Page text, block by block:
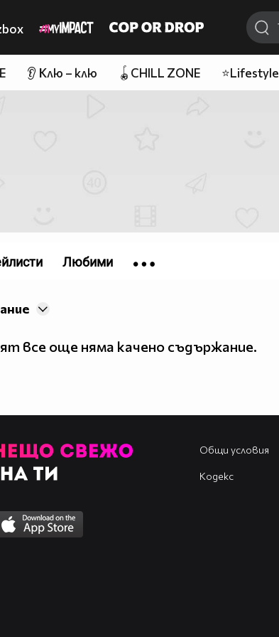
👂 Клю – клю 🪀CHILL ZONE ⭐Lifestyle
все още няма качено съдържание.
Любими
Общи условия
Кодекс